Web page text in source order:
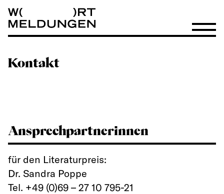
Wortmeldungen
Kontakt
Ansprechpartnerinnen
für den Literaturpreis:
Dr. Sandra Poppe
Tel. +49 (0)69 – 27 10 795-21